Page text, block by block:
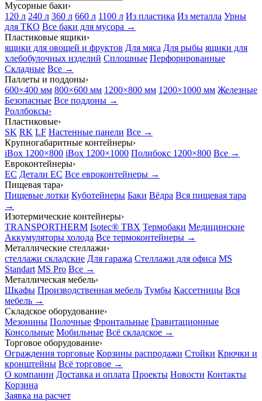
Мусорные баки›
120 л 240 л 360 л 660 л 1100 л Из пластика Из металла Урны
для ТКО Все баки для мусора →
Пластиковые ящики›
ящики для овощей и фруктов Для мяса Для рыбы ящики для
хлебобулочных изделий Сплошные Перфорированные
Складные Все →
Паллеты и поддоны›
600×400 мм 800×600 мм 1200×800 мм 1200×1000 мм Железные
Безопасные Все поддоны →
Роллбоксы›
Пластиковые›
SK RK LF Настенные панели Все →
Крупногабаритные контейнеры›
iBox 1200×800 iBox 1200×1000 Полибокс 1200×800 Все →
Евроконтейнеры›
EC Детали EC Все евроконтейнеры →
Пищевая тара›
Пищевые лотки Куботейнеры Баки Вёдра Вся пищевая тара
→
Изотермические контейнеры›
TRANSPORTHERM Isotec® TBX Термобаки Медицинские
Аккумуляторы холода Все термоконтейнеры →
Металлические стеллажи›
стеллажи складские Для гаража Стеллажи для офиса MS
Standart MS Pro Все →
Металлическая мебель›
Шкафы Производственная мебель Тумбы Кассетницы Вся
мебель →
Складское оборудование›
Мезонины Полочные Фронтальные Гравитационные
Консольные Мобильные Всё складское →
Торговое оборудование›
Ограждения торговые Корзины распродажи Стойки Крючки и
кронштейны Всё торговое →
О компании Доставка и оплата Проекты Новости Контакты
Корзина
Заявка на расчет